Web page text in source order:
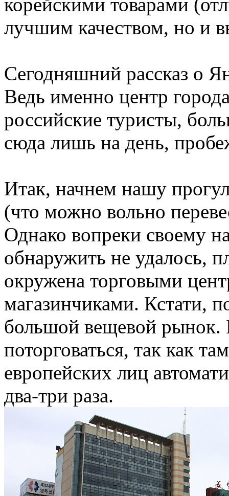
лучшим качеством, но и
Сегодняшний рассказ о
Ведь именно центр
российские туристы,
сюда лишь на день,
Итак, начнем нашу
(что можно вольно
Однако вопреки своему
обнаружить не удалось,
окружена торговыми
магазинчиками. Кстати,
большой вещевой рынок.
поторговаться, так как
европейских лиц
два-три раза.